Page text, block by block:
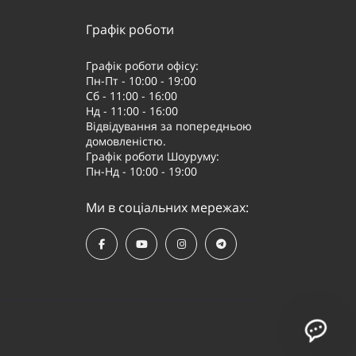
Графік роботи
Графік роботи офісу:
Пн-Пт - 10:00 - 19:00
Сб - 11:00 - 16:00
Нд - 11:00 - 16:00
Відвідування за попередньою
домовленістю.
Графік роботи Шоуруму:
Пн-Нд - 10:00 - 19:00
Ми в соціальних мережах: